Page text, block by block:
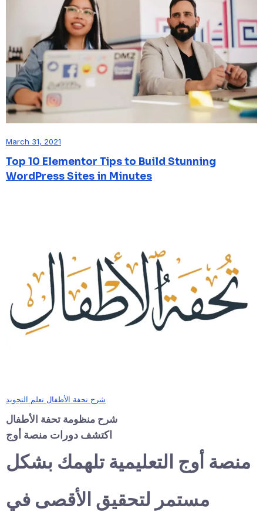
March 31, 2021
Top 10 Elementor Tips to Build Stunning
WordPress Sites in Minutes
شرح تحفة الأطفال تعلم التجويد
شرح منظومة تحفة الأطفال
اكتشف دورات منصة أوج
منصة أوج التعليمية تلهمك بشكل
مستمر لتحقيق الأقصى في